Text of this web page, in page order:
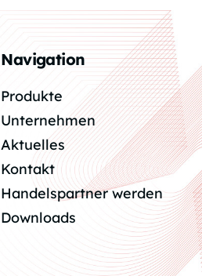
Navigation
Produkte
Unternehmen
Aktuelles
Kontakt
Handelspartner werden
Downloads